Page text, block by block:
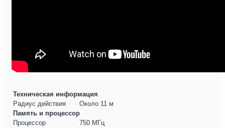
Техническая информация
Радиус действия
Около 11 м
Память и процессор
Процессор
750 МГц